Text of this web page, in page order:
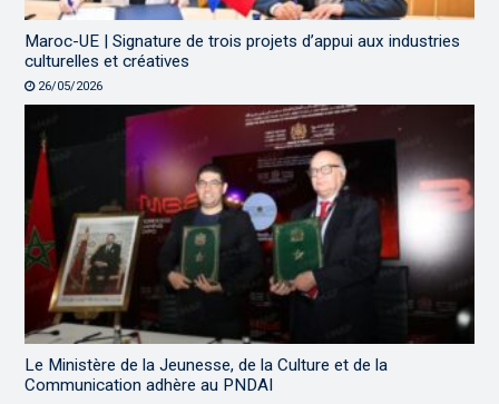
Maroc-UE | Signature de trois projets d’appui aux industries
culturelles et créatives
26/05/2026
Le Ministère de la Jeunesse, de la Culture et de la
Communication adhère au PNDAI